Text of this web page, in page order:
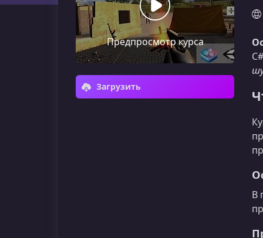
Предпросмотр курса
Загрузить
В